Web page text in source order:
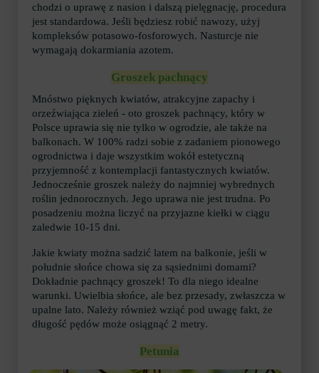
chodzi o uprawę z nasion i dalszą pielęgnację, procedura
jest standardowa. Jeśli będziesz robić nawozy, użyj
kompleksów potasowo-fosforowych. Nasturcje nie
wymagają dokarmiania azotem.
Groszek pachnący
Mnóstwo pięknych kwiatów, atrakcyjne zapachy i
orzeźwiająca zieleń - oto groszek pachnący, który w
Polsce uprawia się nie tylko w ogrodzie, ale także na
balkonach. W 100% radzi sobie z zadaniem pionowego
ogrodnictwa i daje wszystkim wokół estetyczną
przyjemność z kontemplacji fantastycznych kwiatów.
Jednocześnie groszek należy do najmniej wybrednych
roślin jednorocznych. Jego uprawa nie jest trudna. Po
posadzeniu można liczyć na przyjazne kiełki w ciągu
zaledwie 10-15 dni.
Jakie kwiaty można sadzić latem na balkonie, jeśli w
południe słońce chowa się za sąsiednimi domami?
Dokładnie pachnący groszek! To dla niego idealne
warunki. Uwielbia słońce, ale bez przesady, zwłaszcza w
upalne lato. Należy również wziąć pod uwagę fakt, że
długość pędów może osiągnąć 2 metry.
Petunia